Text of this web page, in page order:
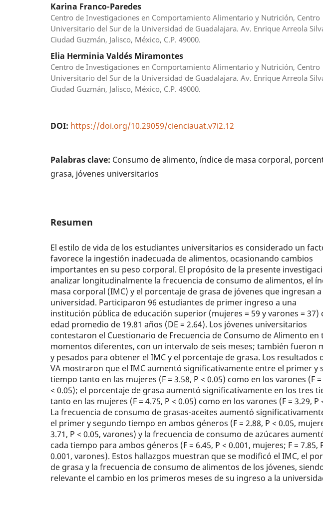
Karina Franco-Paredes
Centro de Investigaciones en Comportamiento Alimentario y Nutrición, Centro
Universitario del Sur de la Universidad de Guadalajara. Av. Enrique Arreola
Ciudad Guzmán, Jalisco, México, C.P. 49000.
Elia Herminia Valdés Miramontes
Centro de Investigaciones en Comportamiento Alimentario y Nutrición, Centro
Universitario del Sur de la Universidad de Guadalajara. Av. Enrique Arreola
Ciudad Guzmán, Jalisco, México, C.P. 49000.
DOI: https://doi.org/10.29059/cienciauat.v7i2.12
Palabras clave: Consumo de alimento, índice de masa corporal,
grasa, jóvenes universitarios
Resumen
El estilo de vida de los estudiantes univer­sitarios es considerado un
favo­rece la ingestión inadecuada de alimentos, ocasionando cambios
importantes en su peso corporal. El propósito de la presente
analizar longitudinalmente la frecuencia de consumo de alimentos, el
masa corporal (IMC) y el porcentaje de grasa de jóvenes que ingresan a
univer­sidad. Participaron 96 estudiantes de primer ingreso a una
institución pública de educa­ción superior (mujeres = 59 y varones = 37)
edad promedio de 19.81 años (DE = 2.64). Los jóvenes universitarios
contestaron el Cuestionario de Frecuencia de Consumo de Alimento en
momentos diferentes, con un intervalo de seis meses; también fueron
y pesados para obtener el IMC y el porcentaje de grasa. Los resultados
VA mostraron que el IMC aumentó significativamente entre el primer y
tiempo tanto en las mujeres (F = 3.58, P < 0.05) como en los varones (F =
< 0.05); el porcentaje de grasa aumentó significativamente en los tres
tanto en las mujeres (F = 4.75, P < 0.05) como en los varones (F = 3.29, P
La frecuencia de consumo de grasas-aceites aumentó
el primer y segundo tiempo en ambos géneros (F = 2.88, P < 0.05,
3.71, P < 0.05, varones) y la frecuencia de consumo de azúcares
cada tiempo para ambos géneros (F = 6.45, P < 0.001, mujeres; F = 7.85,
0.001, varones). Estos hallazgos muestran que se modificó el IMC, el
de grasa y la frecuencia de consumo de alimentos de los jóvenes,
relevante el cambio en los primeros meses de su ingreso a la